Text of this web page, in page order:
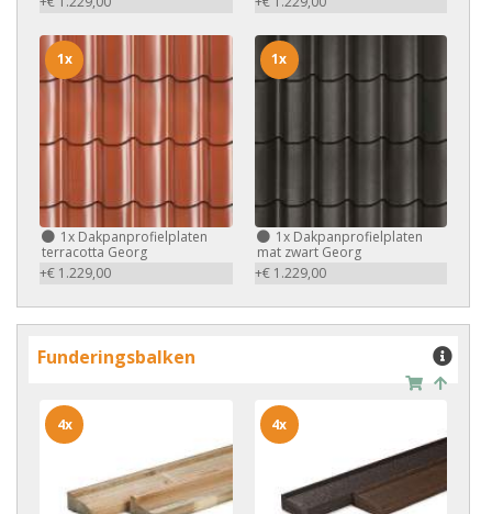
1x Dakpanprofielplaten
terracotta Georg
+€ 1.229,00
1x
1xDakpanprofielplaten
mat zwart Georg
+€ 1.229,00
1x
Funderingsbalken
4x 4x